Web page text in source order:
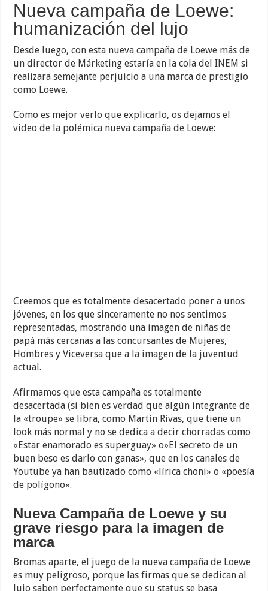
Nueva campaña de Loewe:
humanización del lujo
Desde luego, con esta nueva campaña de Loewe más de
un director de Márketing estaría en la cola del INEM si
realizara semejante perjuicio a una marca de prestigio
como Loewe.
Como es mejor verlo que explicarlo, os dejamos el
video de la polémica nueva campaña de Loewe:
Creemos que es totalmente desacertado poner a unos
jóvenes, en los que sinceramente no nos sentimos
representadas, mostrando una imagen de niñas de
papá más cercanas a las concursantes de Mujeres,
Hombres y Viceversa que a la imagen de la juventud
actual.
Afirmamos que esta campaña es totalmente
desacertada (si bien es verdad que algún integrante de
la «troupe» se libra, como Martín Rivas, que tiene un
look más normal y no se dedica a decir chorradas como
«Estar enamorado es superguay» o»El secreto de un
buen beso es darlo con ganas», que en los canales de
Youtube ya han bautizado como «lírica choni» o «poesía
de polígono».
Nueva Campaña de Loewe y su
grave riesgo para la imagen de
marca
Bromas aparte, el juego de la nueva campaña de Loewe
es muy peligroso, porque las firmas que se dedican al
lujo saben perfectamente que su status se basa